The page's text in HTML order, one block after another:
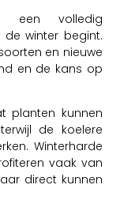
een volledig
winter begint.
en nieuwe
en de kans op
planten kunnen
de koelere
Winterharde
vaak van
direct kunnen